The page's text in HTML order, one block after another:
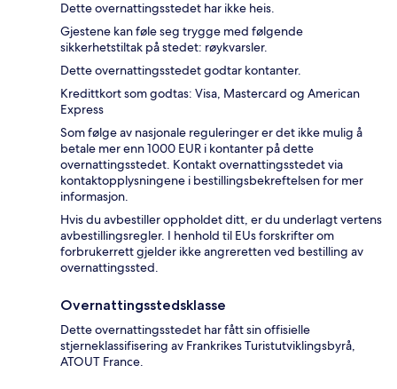
Dette overnattingsstedet har ikke heis.
Gjestene kan føle seg trygge med følgende
sikkerhetstiltak på stedet: røykvarsler.
Dette overnattingsstedet godtar kontanter.
Kredittkort som godtas: Visa, Mastercard og American
Express
Som følge av nasjonale reguleringer er det ikke mulig å
betale mer enn 1000 EUR i kontanter på dette
overnattingsstedet. Kontakt overnattingsstedet via
kontaktopplysningene i bestillingsbekreftelsen for mer
informasjon.
Hvis du avbestiller oppholdet ditt, er du underlagt vertens
avbestillingsregler. I henhold til EUs forskrifter om
forbrukerrett gjelder ikke angreretten ved bestilling av
overnattingssted.
Overnattingsstedsklasse
Dette overnattingsstedet har fått sin offisielle
stjerneklassifisering av Frankrikes Turistutviklingsbyrå,
ATOUT France.